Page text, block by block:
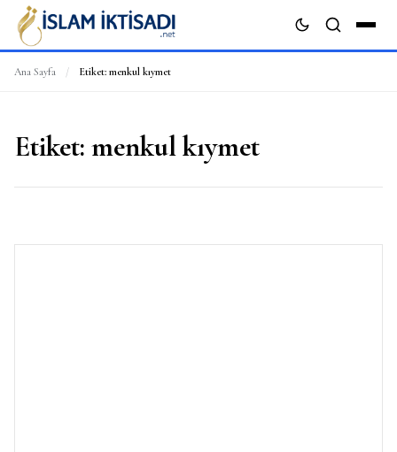
Ana Sayfa / Etiket: menkul kıymet
Etiket: menkul kıymet